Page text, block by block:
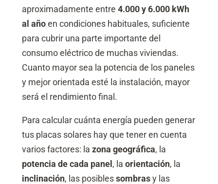
aproximadamente entre 4.000 y 6.000 kWh
al añoen condiciones habituales, suficiente
para cubrir una parte importante del
consumo eléctrico de muchas viviendas.
Cuanto mayor sea la potencia de los paneles
y mejor orientada esté la instalación, mayor
será el rendimiento final.
Para calcular cuánta energía pueden generar
tus placas solares hay que tener en cuenta
varios factores: la zona geográfica, la
potencia de cada panel , la orientación, la
inclinación, las posiblessombrasy las